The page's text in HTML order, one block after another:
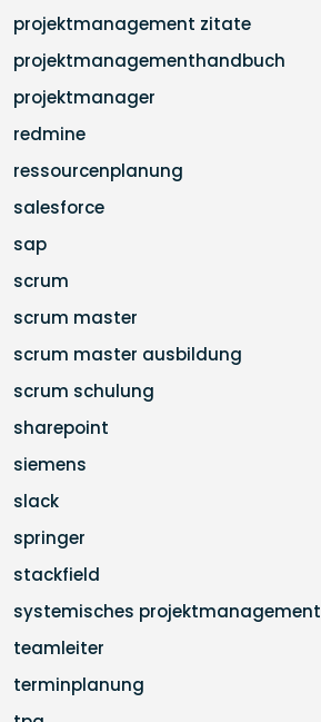
projektmanagement zitate
projektmanagementhandbuch
projektmanager
redmine
ressourcenplanung
salesforce
sap
scrum
scrum master
scrum master ausbildung
scrum schulung
sharepoint
siemens
slack
springer
stackfield
systemisches projektmanagement
teamleiter
terminplanung